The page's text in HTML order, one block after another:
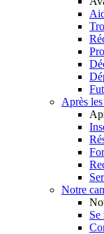
Après
Notre
Se